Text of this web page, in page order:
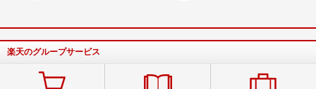
楽天のグループサービス